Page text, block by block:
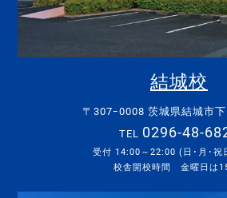
結城校
〒307ｰ0008 茨城県結城市
TEL 0296-48-
受付 14:00～22:00 (日･月･祝
校舎開校時間 金曜日は